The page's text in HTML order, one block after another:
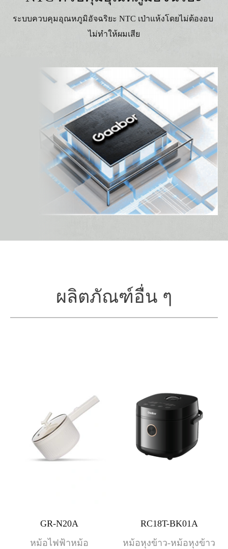
ระบบควบคุมอุณหภูมิอัจฉริยะ NTC เป่าแห้งโดยไม่ต้องอบ
ไม่ทำให้ผมเสีย
ผลิตภัณฑ์อื่น ๆ
GR-N20A
หม้อไฟฟ้าหม้อ
RC18T-BK01A
หม้อหุงข้าว-หม้อหุงข้าว